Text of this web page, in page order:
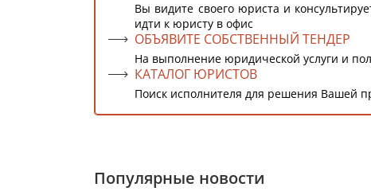
Вы видите своего юриста и
идти к юристу в офис
ОБЪЯВИТЕ СОБСТВЕННЫЙ ТЕНДЕР
На выполнение юридической услуги и
КАТАЛОГ ЮРИСТОВ
Поиск исполнителя для решения Вашей
Популярные новости